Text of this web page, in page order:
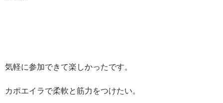
気軽に参加できて楽しかったです。
カポエイラで柔軟と筋力をつけたい。